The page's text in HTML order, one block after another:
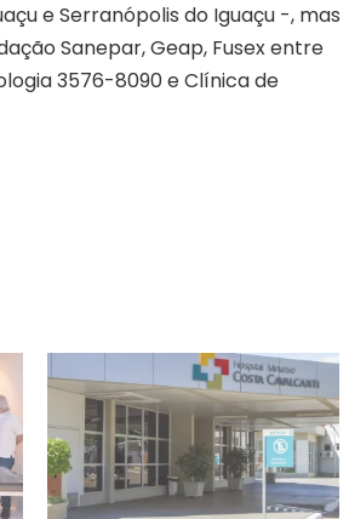
e Serranópolis do Iguaçu -, mas
Sanepar, Geap, Fusex entre
3576-8090 e Clínica de